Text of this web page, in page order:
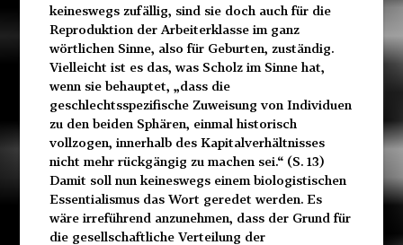
keineswegs zufällig, sind sie doch auch für die
Reproduktion der Arbeiterklasse im ganz
wörtlichen Sinne, also für Geburten, zuständig.
Vielleicht ist es das, was Scholz im Sinne hat,
wenn sie behauptet, „dass die
geschlechtsspezifische Zuweisung von Individuen
zu den beiden Sphären, einmal historisch
vollzogen, innerhalb des Kapitalverhältnisses
nicht mehr rückgängig zu machen sei.“ (S. 13)
Damit soll nun keineswegs einem biologistischen
Essentialismus das Wort geredet werden. Es
wäre irreführend anzunehmen, dass der Grund für
die gesellschaftliche Verteilung der